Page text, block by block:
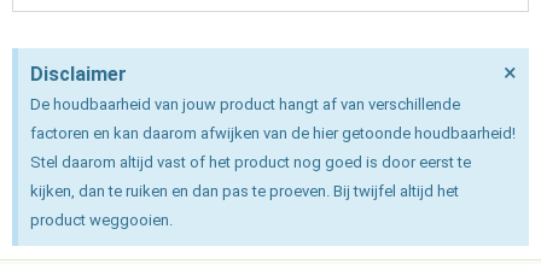
Disclaimer
De houdbaarheid van jouw product hangt af van verschillende
factoren en kan daarom afwijken van de hier getoonde houdbaarheid!
Stel daarom altijd vast of het product nog goed is door eerst te
kijken, dan te ruiken en dan pas te proeven. Bij twijfel altijd het
product weggooien.
×